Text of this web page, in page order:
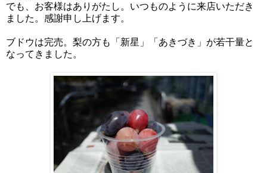
でも、お客様はありがたし。いつものように来店いただき
ました。感謝申し上げます。
ブドウは完売。梨の方も「新星」「あきづき」が若干量と
なってきました。